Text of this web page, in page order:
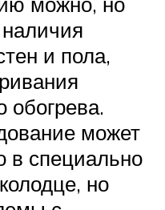
и пола,
обогрева.
может
в специально
но